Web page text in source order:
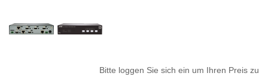
Bitte loggen Sie sich ein um Ihren Preis zu